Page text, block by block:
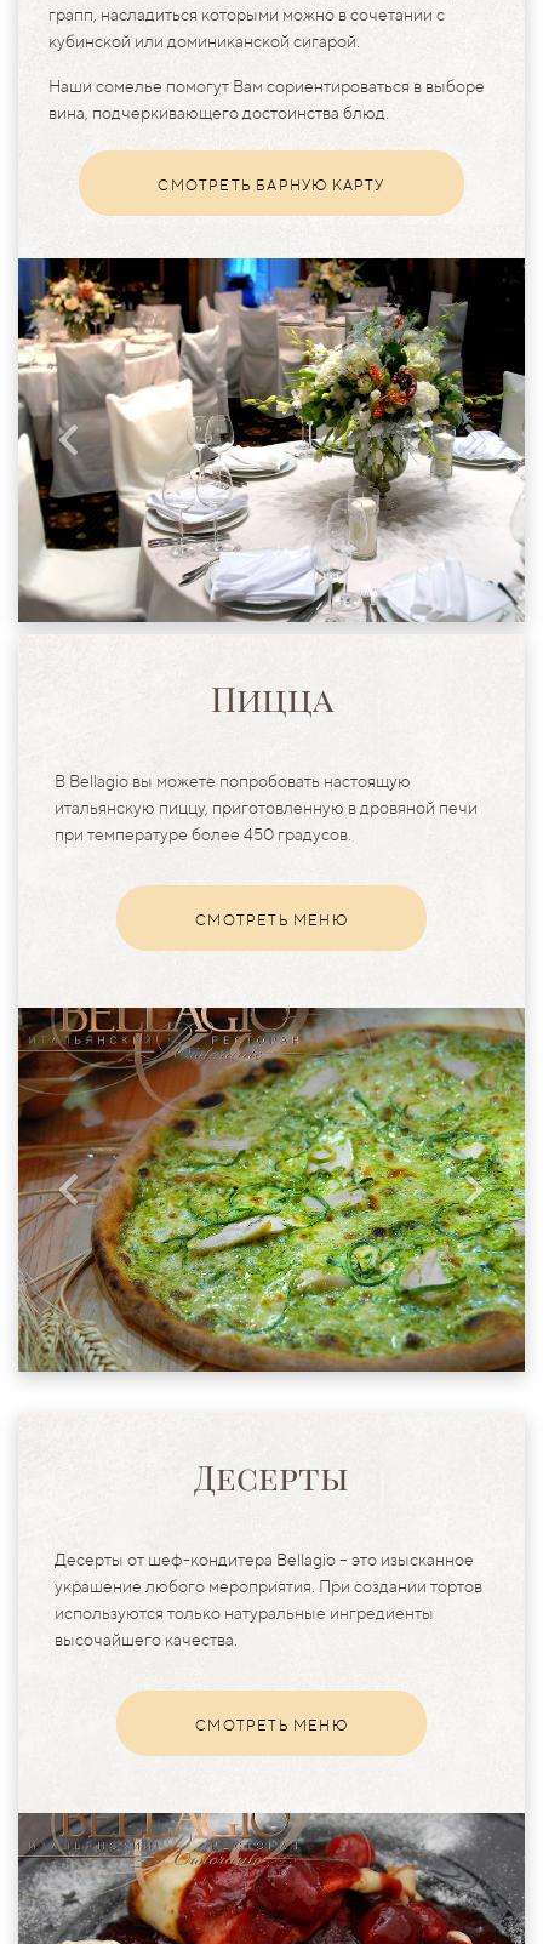
грапп, насладиться которыми можно в сочетании с
кубинской или доминиканской сигарой.
Наши сомелье помогут Вам сориентироваться в выборе
вина, подчеркивающего достоинства блюд.
СМОТРЕТЬ БАРНУЮ КАРТУ
Пицца
В Bellagio вы можете попробовать настоящую
итальянскую пиццу, приготовленную в дровяной печи
при температуре более 450 градусов.
СМОТРЕТЬ МЕНЮ
Десерты
Десерты от шеф-кондитера Bellagio – это изысканное
украшение любого мероприятия. При создании тортов
используются только натуральные ингредиенты
высочайшего качества.
СМОТРЕТЬ МЕНЮ